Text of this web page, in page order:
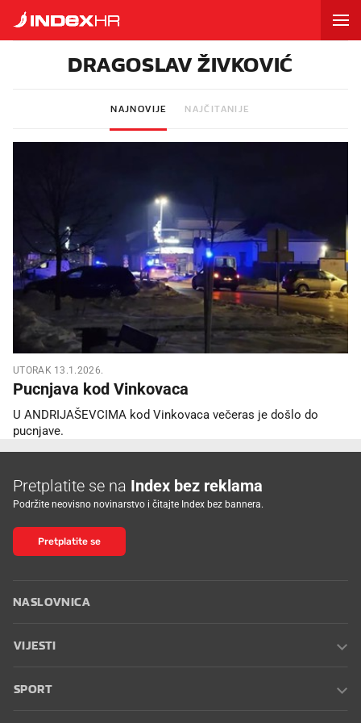
DRAGOSLAV ŽIVKOVIĆ
NAJNOVIJE NAJČITANIJE
UTORAK 13.1.2026.
Pucnjava kod Vinkovaca
U ANDRIJAŠEVCIMA kod Vinkovaca večeras je došlo do
pucnjave.
Pretplatite se na Index bez reklama
Podržite neovisno novinarstvo i čitajte Index bez bannera.
Pretplatite se
NASLOVNICA
VIJESTI
SPORT